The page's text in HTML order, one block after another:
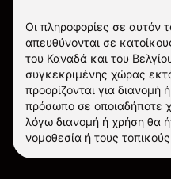
Οι πληροφορίες σε αυτόν
απευθύνονται σε
του Καναδά και του
συγκεκριμένης χώρας
προορίζονται για διανομή
πρόσωπο σε οποιαδήποτε
λόγω διανομή ή χρήση θα
νομοθεσία ή τους